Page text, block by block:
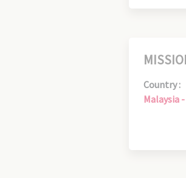
Country :
Malaysia